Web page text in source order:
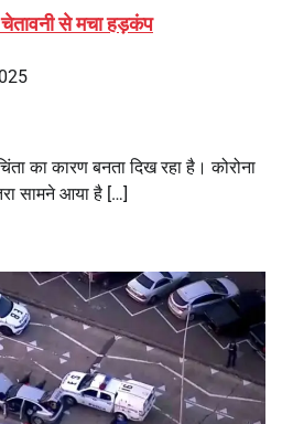
से मचा हड़कंप
का कारण बनता दिख रहा है। कोरोना
सामने आया है […]